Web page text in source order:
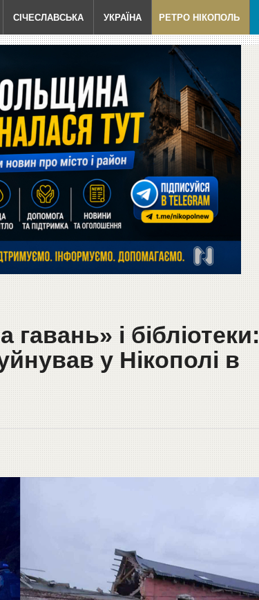
СІЧЕСЛАВСЬКА УКРАЇНА РЕТРО НІКОПОЛЬ
і бібліотеки:
у Нікополі в